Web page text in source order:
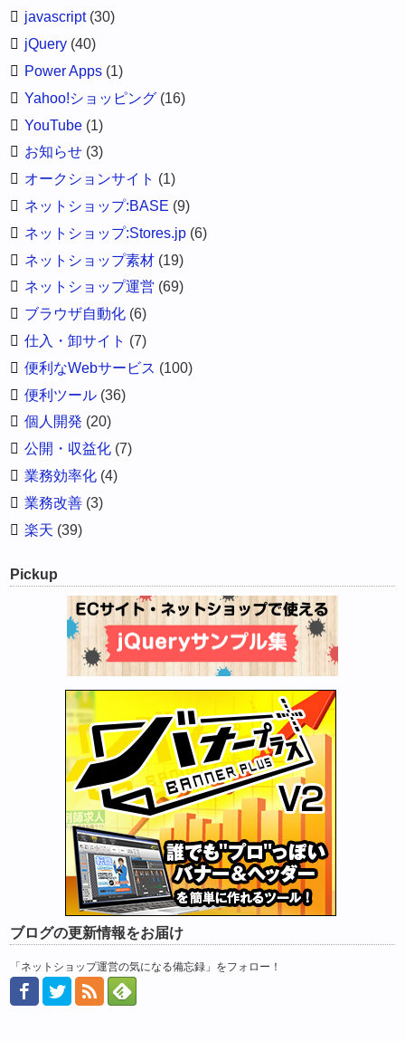
javascript(30)
jQuery (40)
Power Apps (1)
Yahoo!ショッピング (16)
YouTube (1)
お知らせ (3)
オークションサイト (1)
ネットショップ:BASE (9)
ネットショップ:Stores.jp (6)
ネットショップ素材 (19)
ネットショップ運営 (69)
ブラウザ自動化 (6)
仕入・卸サイト (7)
便利なWebサービス (100)
便利ツール (36)
個人開発 (20)
公開・収益化 (7)
業務効率化 (4)
業務改善 (3)
楽天 (39)
Pickup
ブログの更新情報をお届け
「ネットショップ運営の気になる備忘録」をフォロー！